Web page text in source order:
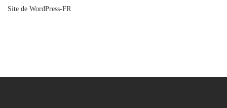
Site de WordPress-FR